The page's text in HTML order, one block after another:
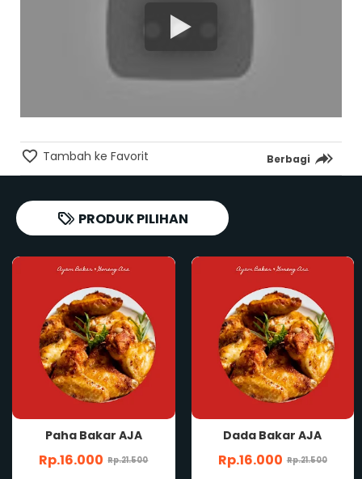
Tambah ke Favorit Berbagi
PRODUK PILIHAN
Paha Bakar AJA
Rp.16.000 Rp.21.500
Dada Bakar AJA
Rp.16.000 Rp.21.500